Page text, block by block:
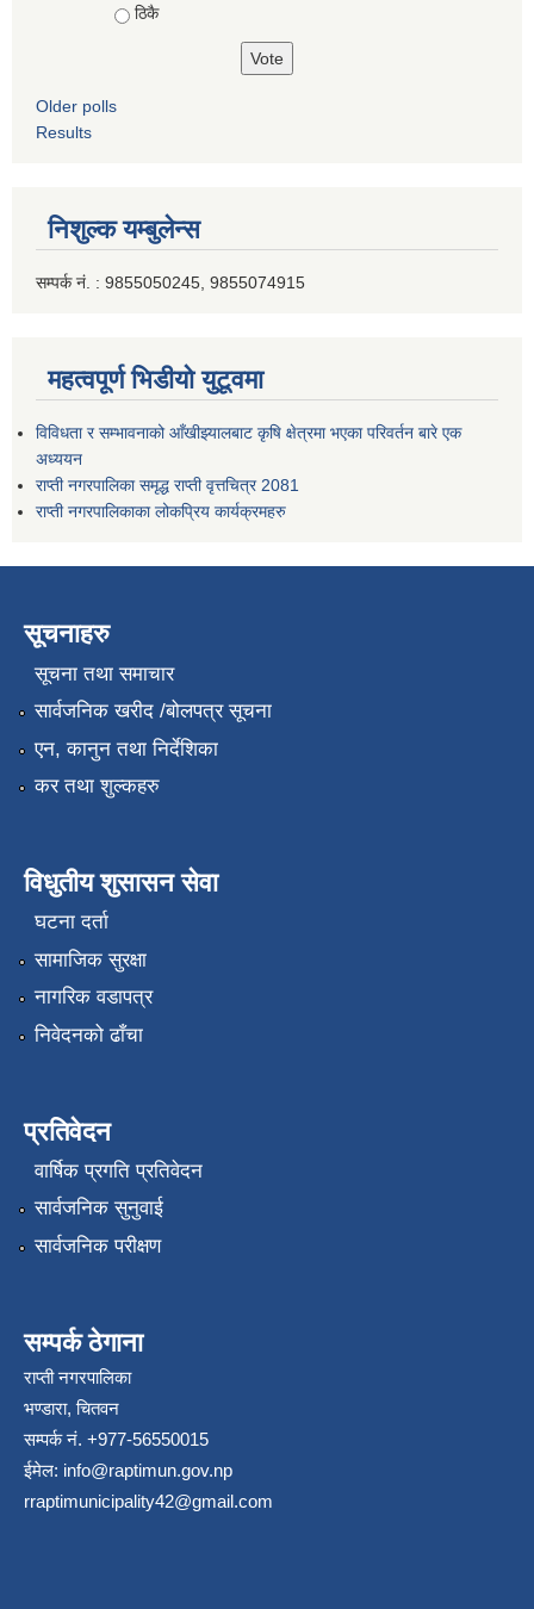
ठिकै
Older polls
Results
निशुल्क यम्बुलेन्स
सम्पर्क नं. : 9855050245, 9855074915
महत्वपूर्ण भिडीयो युटूवमा
विविधता र सम्भावनाको आँखीझ्यालबाट कृषि क्षेत्रमा भएका परिवर्तन बारे एक
अध्ययन
राप्ती नगरपालिका समृद्ध राप्ती वृत्तचित्र 2081
राप्ती नगरपालिकाका लोकप्रिय कार्यक्रमहरु
सूचनाहरु
सूचना तथा समाचार
सार्वजनिक खरीद /बोलपत्र सूचना
एन, कानुन तथा निर्देशिका
कर तथा शुल्कहरु
विधुतीय शुसासन सेवा
घटना दर्ता
सामाजिक सुरक्षा
नागरिक वडापत्र
निवेदनको ढाँचा
प्रतिवेदन
वार्षिक प्रगति प्रतिवेदन
सार्वजनिक सुनुवाई
सार्वजनिक परीक्षण
सम्पर्क ठेगाना
राप्ती नगरपालिका
भण्डारा, चितवन
सम्पर्क नं. +977-56550015
ईमेल: info@raptimun.gov.np
rraptimunicipality42@gmail.com